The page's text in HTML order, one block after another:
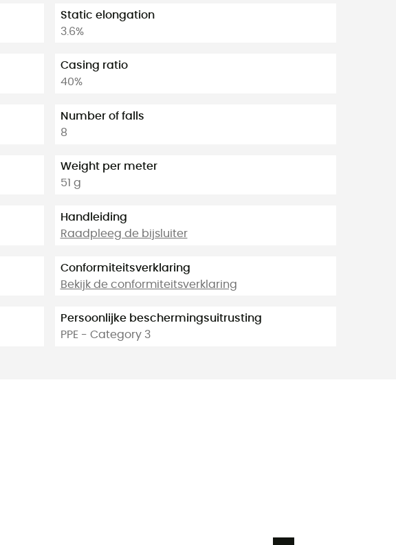
Static elongation
3.6%
Casing ratio
40%
Number of falls
8
Weight per meter
51 g
Handleiding
Raadpleeg de bijsluiter
Conformiteitsverklaring
Bekijk de conformiteitsverklaring
Persoonlijke beschermingsuitrusting
PPE - Category 3